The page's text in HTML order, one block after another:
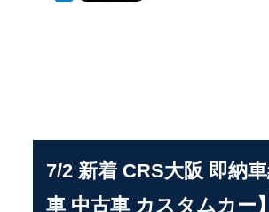
7/2 新着 CRS大阪 即納
車 中古車 カスタムカー